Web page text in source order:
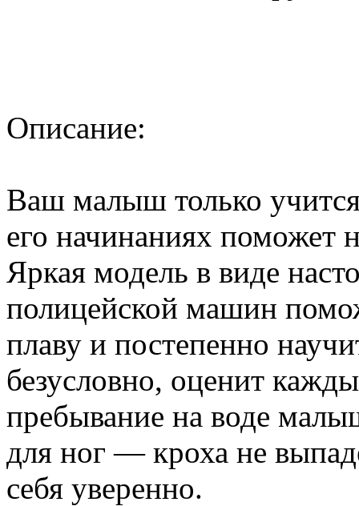
Описание:
Ваш малыш только
его начинаниях поможет
Яркая модель в виде
полицейской машин
плаву и постепенно
безусловно, оценит
пребывание на воде
для ног — кроха не
себя уверенно.